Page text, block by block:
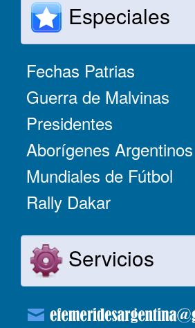
Especiales
Fechas Patrias
Guerra de Malvinas
Presidentes
Aborígenes Argentinos
Mundiales de Fútbol
Rally Dakar
Servicios